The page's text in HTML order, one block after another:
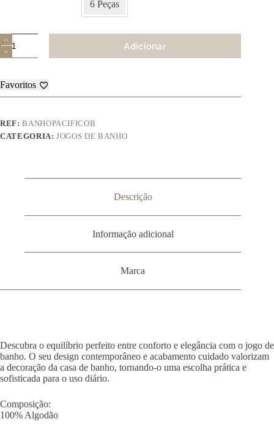
6 Peças
Quantidade
de
Jogo
Banho
-
Pacífico
Adicionar
Favoritos
REF:BANHOPACIFICOB
CATEGORIA:JOGOS DE BANHO
Descrição
Informação adicional
Marca
Descubra o equilíbrio perfeito entre conforto e elegância com o jogo de
banho. O seu design contemporâneo e acabamento cuidado valorizam
a decoração da casa de banho, tornando-o uma escolha prática e
sofisticada para o uso diário.
Composição:
100% Algodão